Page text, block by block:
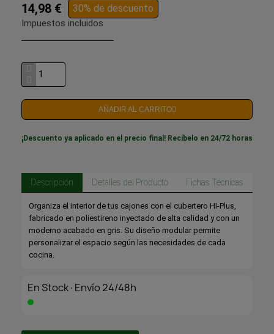
14,98 € 30% de descuento
Impuestos incluidos
AÑADIR AL CARRITO
¡Descuento ya aplicado en el precio final! Recíbelo en 24/72 horas
Descripción Detalles del Producto Fichas Técnicas
Organiza el interior de tus cajones con el cubertero HI-Plus,
fabricado en poliestireno inyectado de alta calidad y con un
moderno acabado en gris. Su diseño modular permite
personalizar el espacio según las necesidades de cada
cocina.
En Stock·Envío 24/48h